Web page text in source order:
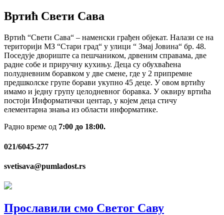
Вртић Свети Сава
Вртић “Свети Сава“ – наменски грађен објекат. Налази се на
територији МЗ “Стари град“ у улици “ Змај Јовина“ бр. 48.
Поседује двориште са пешчаником, дрвеним справама, две
радне собе и приручну кухињу. Деца су обухваћена
полудневним боравком у две смене, где у 2 припремне
предшколске групе борави укупно 45 деце. У овом вртићу
имамо и једну групу целодневног боравка. У оквиру вртића
постоји Информатички центар, у којем деца стичу
елементарна знања из области информатике.
Радно време од 7:00 до 18:00.
021/6045-277
svetisava@pumladost.rs
Прославили смо Светог Саву